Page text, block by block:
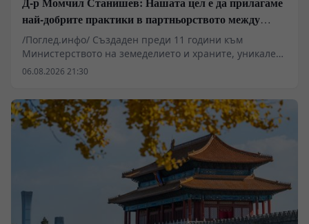
най-добрите практики в партньорството между
Китай и ЦИЕ
/Поглед.инфо/ Създаден преди 11 години към
Министерството на земеделието и храните, уникален
по своите цели и приоритети Центърът за
„набира скорост“ и последователи , както от България
и Китай, така и от всички страни от ЦИЕ. Дори през
летните месеци Центърът допринася чрез
провеждането на редица събития , с участието на
предприемачи и стартъп-компании - представители
на аграрния сектор да насърчава търговията,
инвестициите и технологичния обмен между Китай и
06.08.2026 21:30